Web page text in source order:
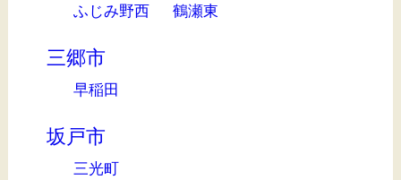
ふじみ野西 鶴瀬東
三郷市
早稲田
坂戸市
三光町